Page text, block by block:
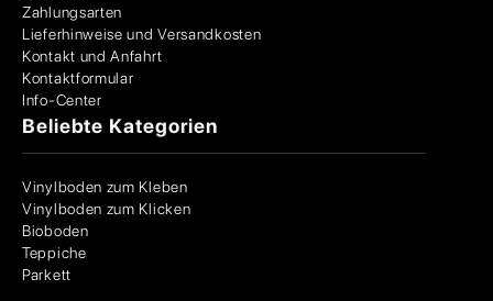
Zahlungsarten
Lieferhinweise und Versandkosten
Kontakt und Anfahrt
Kontaktformular
Info-Center
Beliebte Kategorien
Vinylboden zum Kleben
Vinylboden zum Klicken
Bioboden
Teppiche
Parkett